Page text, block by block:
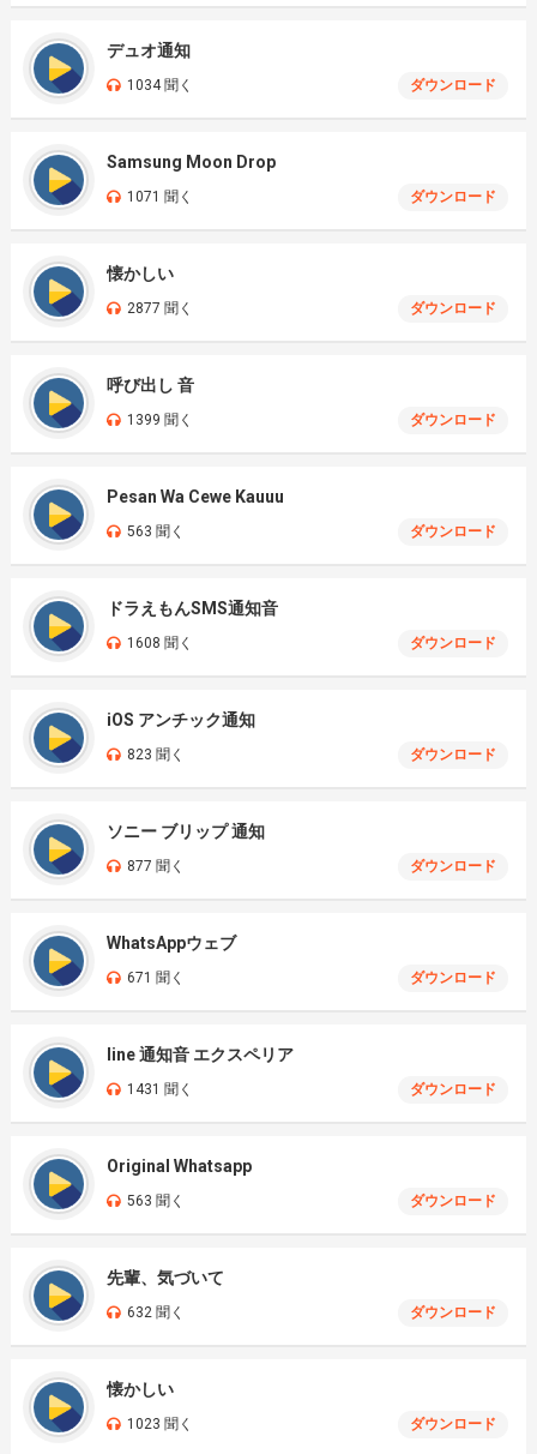
デュオ通知
1034 聞く ダウンロード
Samsung Moon Drop
1071 聞く ダウンロード
懐かしい
2877 聞く ダウンロード
呼び出し 音
1399 聞く ダウンロード
Pesan Wa Cewe Kauuu
563 聞く ダウンロード
ドラえもんSMS通知音
1608 聞く ダウンロード
iOS アンチック通知
823 聞く ダウンロード
ソニー ブリップ 通知
877 聞く ダウンロード
WhatsAppウェブ
671 聞く ダウンロード
line 通知音 エクスペリア
1431 聞く ダウンロード
Original Whatsapp
563 聞く ダウンロード
先輩、気づいて
632 聞く ダウンロード
懐かしい
1023 聞く ダウンロード